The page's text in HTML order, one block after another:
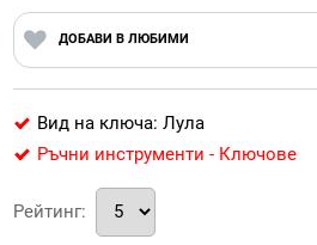
ДОБАВИ В ЛЮБИМИ
Вид на ключа: Лула
Ръчни инструменти - Ключове
Рейтинг: